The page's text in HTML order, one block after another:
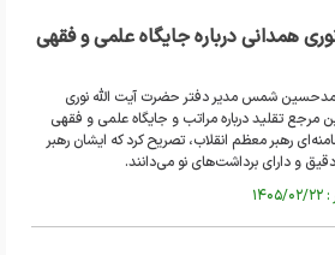
همدانی درباره جایگاه علمی و فقهی
شمس مدیر دفتر حضرت آیت الله نوری
مرجع تقلید درباره مراتب و جایگاه علمی و فقهی
رهبر معظم انقلاب، تصریح کرد که ایشان رهبر
و دارای برداشت‌های نو می‌دانند.